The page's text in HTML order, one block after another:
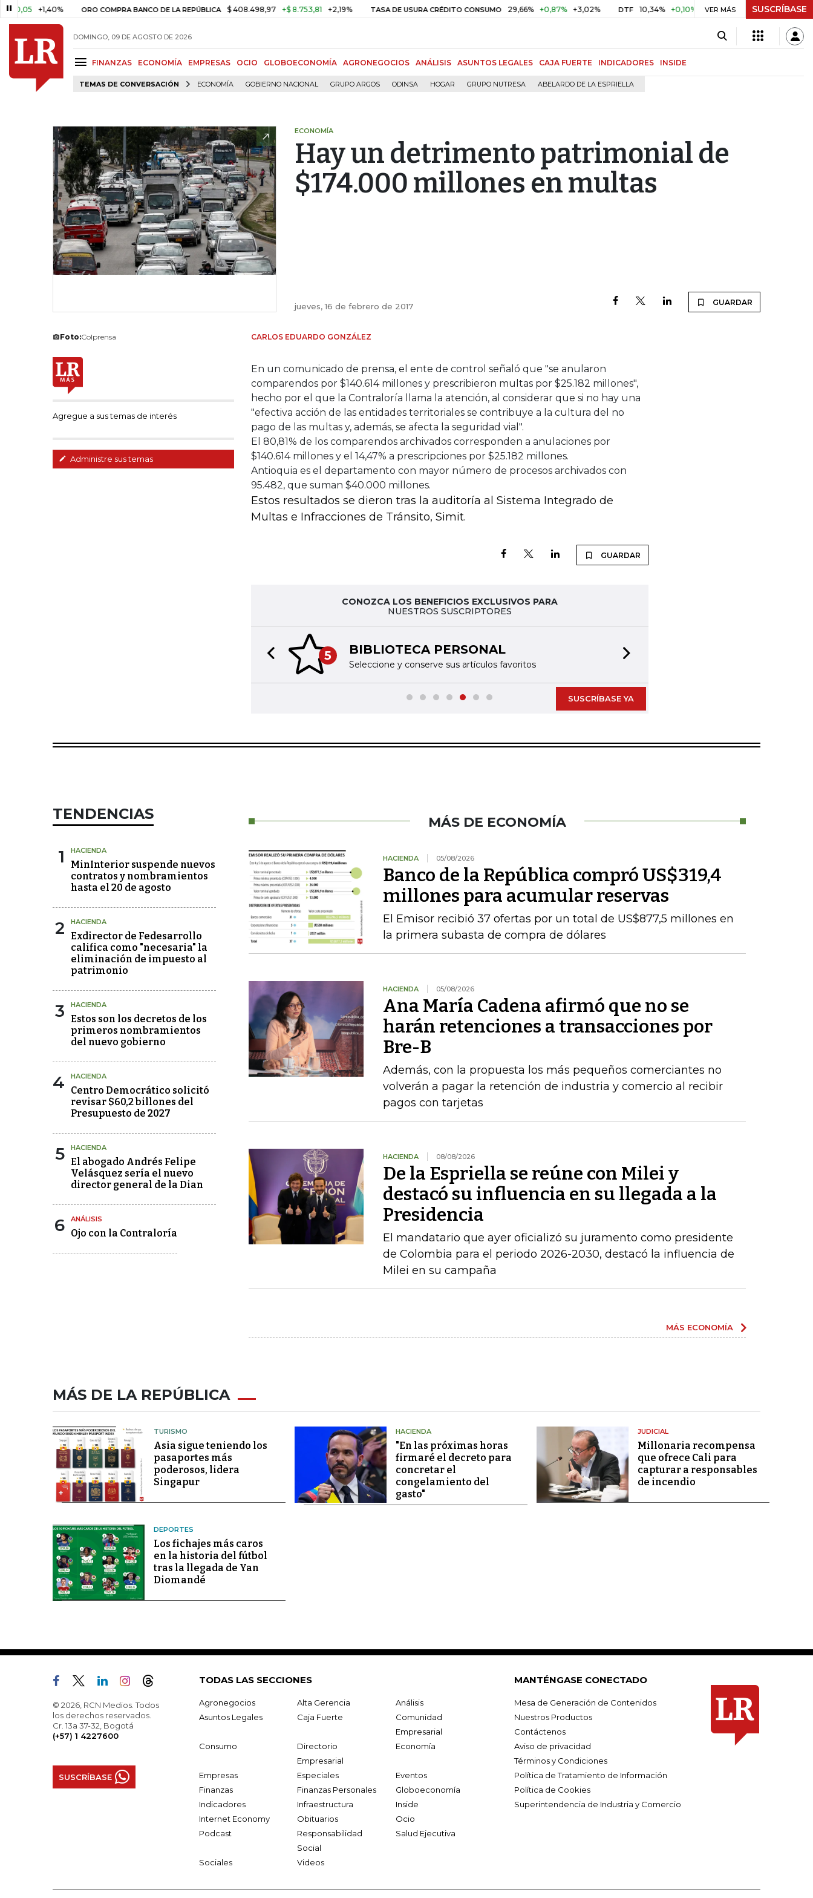
+1,40% ORO COMPRA BANCO DE LA REPÚBLICA $ 408.498,97 +$ 8.753,81 +2,19% TASA DE USURA CRÉDITO CONSUMO 29,66% +0,87% +3,02% DTF 10,34% +0,10% +0,98% UVR $ 417,01 +$ 0,05
VER MÁS SUSCRÍBASE
DOMINGO, 09 DE AGOSTO DE 2026
FINANZAS ECONOMÍA EMPRESAS OCIO GLOBOECONOMÍA AGRONEGOCIOS ANÁLISIS ASUNTOS LEGALES CAJA FUERTE INDICADORES INSIDE
TEMAS DE CONVERSACIÓN ECONOMÍA GOBIERNO NACIONAL GRUPO ARGOS ODINSA HOGAR GRUPO NUTRESA ABELARDO DE LA ESPRIELLA
ECONOMÍA
Hay un detrimento patrimonial de
$174.000 millones en multas
jueves, 16 de febrero de 2017 GUARDAR
Foto:Colprensa
Agregue a sus temas de interés
Administre sus temas
CARLOS EDUARDO GONZÁLEZ
En un comunicado de prensa, el ente de control señaló que "se anularon
comparendos por $140.614 millones y prescribieron multas por $25.182 millones",
hecho por el que la Contraloría llama la atención, al considerar que si no hay una
"efectiva acción de las entidades territoriales se contribuye a la cultura del no
pago de las multas y, además, se afecta la seguridad vial".
El 80,81% de los comparendos archivados corresponden a anulaciones por
$140.614 millones y el 14,47% a prescripciones por $25.182 millones.
Antioquia es el departamento con mayor número de procesos archivados con
95.482, que suman $40.000 millones.
Estos resultados se dieron tras la auditoría al Sistema Integrado de
Multas e Infracciones de Tránsito, Simit.
GUARDAR
CONOZCA LOS BENEFICIOS EXCLUSIVOS PARA
NUESTROS SUSCRIPTORES
5 BIBLIOTECA PERSONAL
Seleccione y conserve sus artículos favoritos
Previous slide
SUSCRÍBASE YA
TENDENCIAS
1 HACIENDA
MinInterior suspende nuevos
contratos y nombramientos
hasta el 20 de agosto
2 HACIENDA
Exdirector de Fedesarrollo
califica como "necesaria" la
eliminación de impuesto al
patrimonio
3 HACIENDA
Estos son los decretos de los
primeros nombramientos
del nuevo gobierno
4 HACIENDA
Centro Democrático solicitó
revisar $60,2 billones del
Presupuesto de 2027
5 HACIENDA
El abogado Andrés Felipe
Velásquez sería el nuevo
director general de la Dian
6 ANÁLISIS
Ojo con la Contraloría
MÁS DE ECONOMÍA
HACIENDA 05/08/2026
Banco de la República compró US$319,4
millones para acumular reservas
El Emisor recibió 37 ofertas por un total de US$877,5 millones en
la primera subasta de compra de dólares
HACIENDA 05/08/2026
Ana María Cadena afirmó que no se
harán retenciones a transacciones por
Bre-B
Además, con la propuesta los más pequeños comerciantes no
volverán a pagar la retención de industria y comercio al recibir
pagos con tarjetas
HACIENDA 08/08/2026
De la Espriella se reúne con Milei y
destacó su influencia en su llegada a la
Presidencia
El mandatario que ayer oficializó su juramento como presidente
de Colombia para el periodo 2026-2030, destacó la influencia de
Milei en su campaña
MÁS ECONOMÍA
MÁS DE LA REPÚBLICA
TURISMO
Asia sigue teniendo los
pasaportes más
poderosos, lidera
Singapur
HACIENDA
"En las próximas horas
firmaré el decreto para
concretar el
congelamiento del
gasto"
JUDICIAL
Millonaria recompensa
que ofrece Cali para
capturar a responsables
de incendio
DEPORTES
Los fichajes más caros
en la historia del fútbol
tras la llegada de Yan
Diomandé
© 2026, RCN Medios. Todos
los derechos reservados.
Cr. 13a 37-32, Bogotá
(+57) 1 4227600
SUSCRÍBASE
TODAS LAS SECCIONES
Agronegocios Alta Gerencia
Análisis
Asuntos Legales
Caja Fuerte
Comunidad
Empresarial
Consumo
Directorio
Empresarial
Economía
Empresas Especiales
Eventos
Finanzas
Finanzas Personales
Globoeconomía
Indicadores
Infraestructura
Inside
Internet Economy
Obituarios
Ocio
Podcast
Responsabilidad
Social
Salud Ejecutiva
Sociales Videos
MANTÉNGASE CONECTADO
Mesa de Generación de Contenidos
Nuestros Productos
Contáctenos
Aviso de privacidad
Términos y Condiciones
Política de Tratamiento de Información
Política de Cookies
Superintendencia de Industria y Comercio